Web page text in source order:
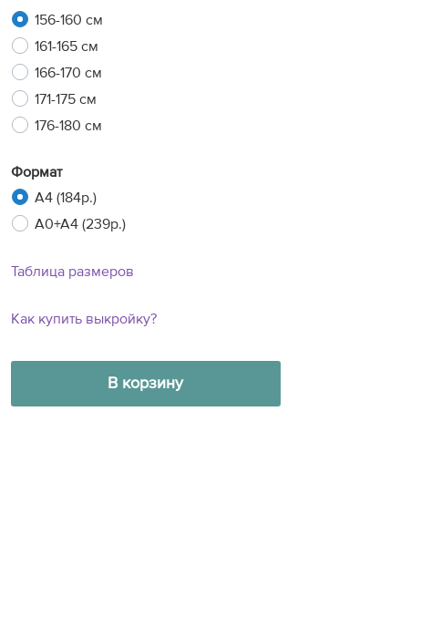
156-160 см
161-165 см
166-170 см
171-175 см
176-180 см
Формат
A4 (184р.)
A0+A4 (239р.)
Таблица размеров
Как купить выкройку?
В корзину